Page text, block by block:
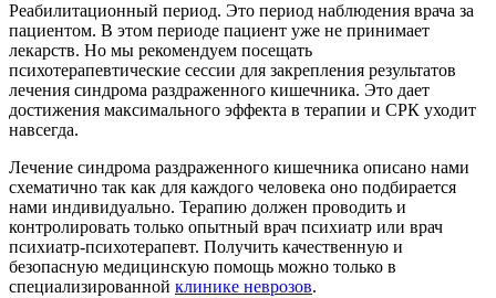
Реабилитационный период. Это период наблюдения врача за
пациентом. В этом периоде пациент уже не принимает
лекарств. Но мы рекомендуем посещать
психотерапевтические сессии для закрепления результатов
лечения синдрома раздраженного кишечника. Это дает
достижения максимального эффекта в терапии и СРК уходит
навсегда.
Лечение синдрома раздраженного кишечника описано нами
схематично так как для каждого человека оно подбирается
нами индивидуально. Терапию должен проводить и
контролировать только опытный врач психиатр или врач
психиатр-психотерапевт. Получить качественную и
безопасную медицинскую помощь можно только в
специализированной клинике неврозов.